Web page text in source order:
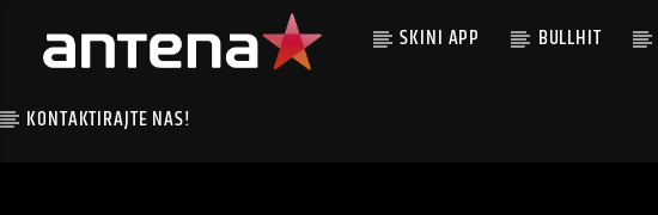
SKINI APP BULLHIT
KONTAKTIRAJTE NAS!